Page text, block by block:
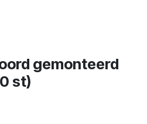
gemonteerd
st)